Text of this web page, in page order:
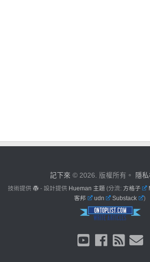
記下來 © 2026. 版權所有。 隱
技術提供 - 設計提供 Hueman 主題 (分流: 方格子
客邦
udn Substack )